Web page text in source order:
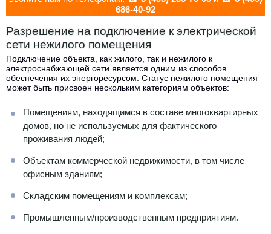
686-40-92
Разрешение на подключение к электрической
сети нежилого помещения
Подключение объекта, как жилого, так и нежилого к
электроснабжающей сети является одним из способов
обеспечения их энергоресурсом. Статус нежилого помещения
может быть присвоен нескольким категориям объектов:
Помещениям, находящимся в составе многоквартирных
домов, но не используемых для фактического
проживания людей;
Объектам коммерческой недвижимости, в том числе
офисным зданиям;
Складским помещениям и комплексам;
Промышленным/производственным предприятиям.